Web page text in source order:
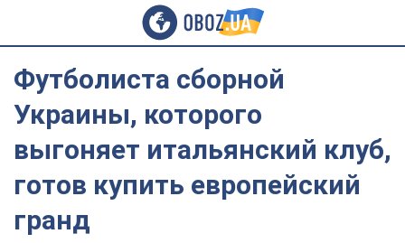
Футболиста сборной
Украины, которого
выгоняет итальянский клуб,
готов купить европейский
гранд